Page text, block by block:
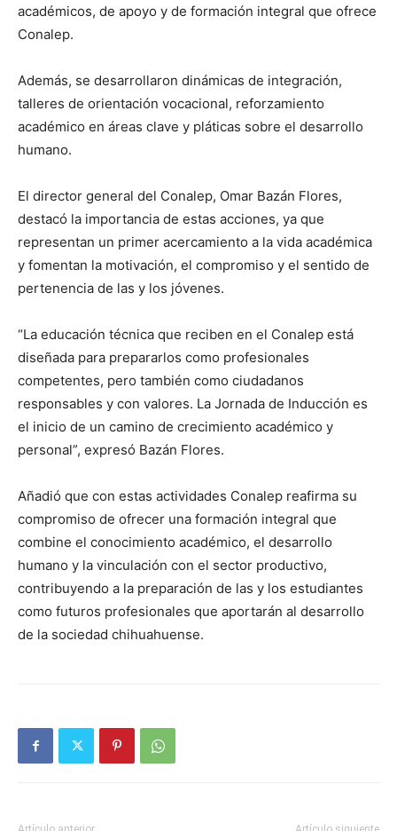
académicos, de apoyo y de formación integral que ofrece
Conalep.
Además, se desarrollaron dinámicas de integración,
talleres de orientación vocacional, reforzamiento
académico en áreas clave y pláticas sobre el desarrollo
humano.
El director general del Conalep, Omar Bazán Flores,
destacó la importancia de estas acciones, ya que
representan un primer acercamiento a la vida académica
y fomentan la motivación, el compromiso y el sentido de
pertenencia de las y los jóvenes.
“La educación técnica que reciben en el Conalep está
diseñada para prepararlos como profesionales
competentes, pero también como ciudadanos
responsables y con valores. La Jornada de Inducción es
el inicio de un camino de crecimiento académico y
personal”, expresó Bazán Flores.
Añadió que con estas actividades Conalep reafirma su
compromiso de ofrecer una formación integral que
combine el conocimiento académico, el desarrollo
humano y la vinculación con el sector productivo,
contribuyendo a la preparación de las y los estudiantes
como futuros profesionales que aportarán al desarrollo
de la sociedad chihuahuense.